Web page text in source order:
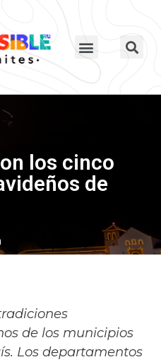
los cinco
de
de los municipios
Los departamentos